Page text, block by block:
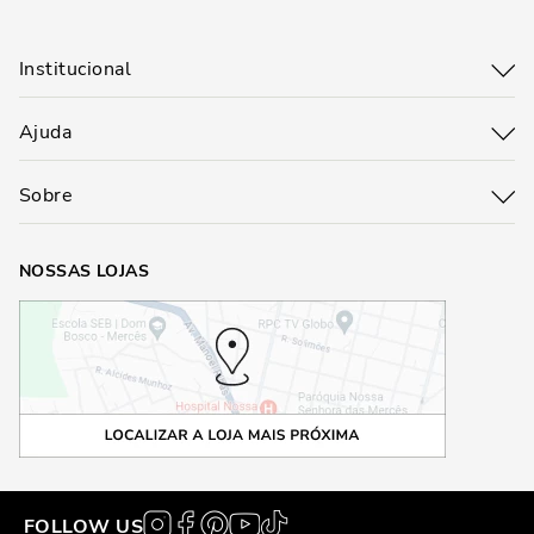
depois do primeiro uso. Eles são versáteis, estilosos, confortáveis e têm
o poder de transformar qualquer look. Quer dar um up no visual sem
Institucional
Ajuda
Sobre
NOSSAS LOJAS
FOLLOW US